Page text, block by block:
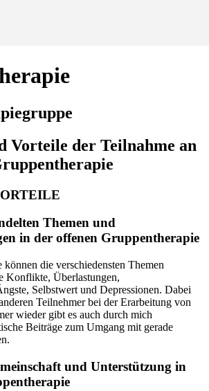
Vorteile der Teilnahme an
Themen und
in der offenen Gruppentherapie
die verschiedensten Themen
Konflikte, Überlastungen,
Selbstwert und Depressionen. Dabei
Teilnehmer bei der Erarbeitung von
wieder gibt es auch durch mich
Beiträge zum Umgang mit gerade
und Unterstützung in